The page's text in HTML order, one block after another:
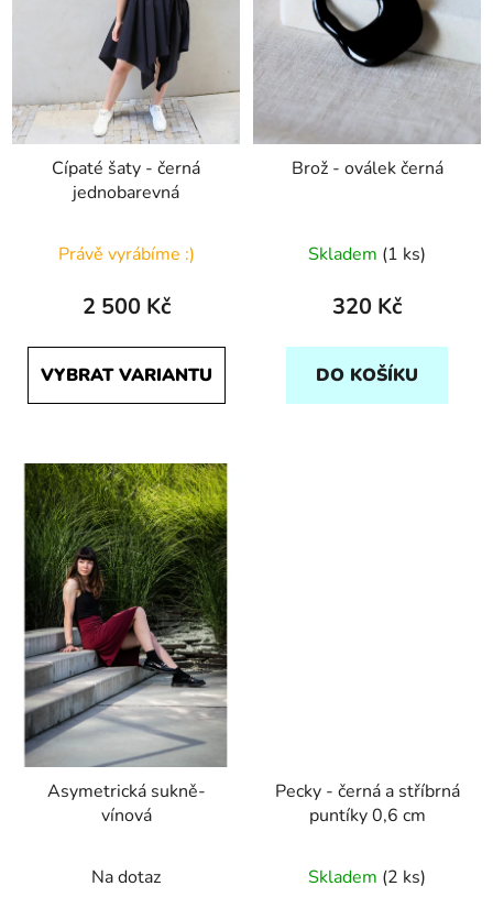
Cípaté šaty - černá
jednobarevná
Právě vyrábíme :)
2 500 Kč
VYBRAT VARIANTU
Brož - oválek černá
Skladem (1 ks)
320 Kč
DO KOŠÍKU
Asymetrická sukně-
vínová
Na dotaz
Pecky - černá a stříbrná
puntíky 0,6 cm
Skladem (2 ks)